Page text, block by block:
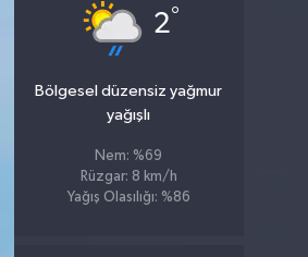
2°
Bölgesel düzensiz yağmur
yağışlı
Nem: %69
Rüzgar: 8 km/h
Yağış Olasılığı: %86